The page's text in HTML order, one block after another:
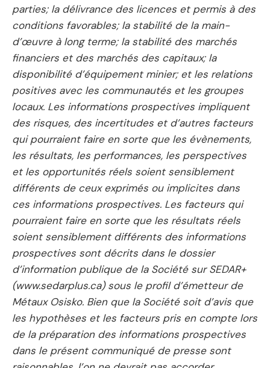
parties; la délivrance des licences et permis à des
conditions favorables; la stabilité de la main-
d’œuvre à long terme; la stabilité des marchés
financiers et des marchés des capitaux; la
disponibilité d’équipement minier; et les relations
positives avec les communautés et les groupes
locaux. Les informations prospectives impliquent
des risques, des incertitudes et d’autres facteurs
qui pourraient faire en sorte que les évènements,
les résultats, les performances, les perspectives
et les opportunités réels soient sensiblement
différents de ceux exprimés ou implicites dans
ces informations prospectives. Les facteurs qui
pourraient faire en sorte que les résultats réels
soient sensiblement différents des informations
prospectives sont décrits dans le dossier
d’information publique de la Société sur SEDAR+
(www.sedarplus.ca) sous le profil d’émetteur de
Métaux Osisko. Bien que la Société soit d’avis que
les hypothèses et les facteurs pris en compte lors
de la préparation des informations prospectives
dans le présent communiqué de presse sont